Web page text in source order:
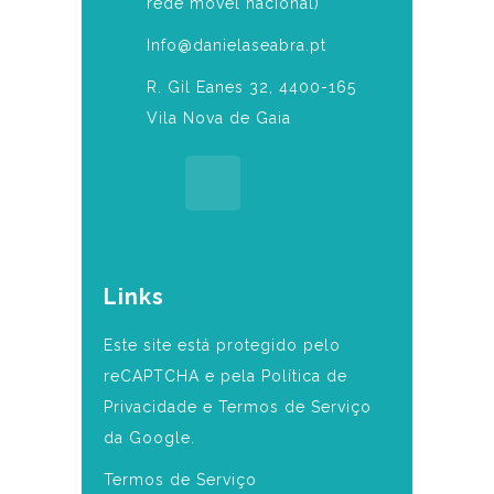
Info@danielaseabra.pt
R. Gil Eanes 32, 4400-165
Vila Nova de Gaia
Links
Este site está protegido pelo
reCAPTCHA e pela Política de
Privacidade e Termos de Serviço
da Google.
Termos de Serviço